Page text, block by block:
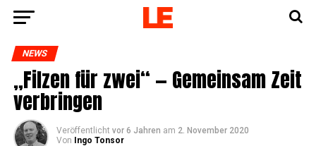
NEWS
„Fil­zen für zwei“ — Gemein­sam Zeit
verbringen
Veröffentlicht vor 6 Jahren am 2. November 2020
Von
Ingo Tonsor